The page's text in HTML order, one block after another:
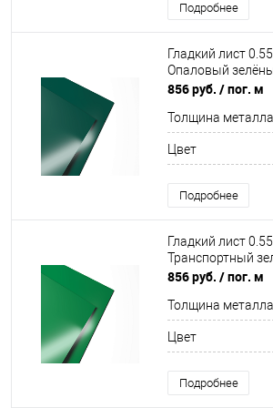
Подробнее
Гладкий лист
Опаловый
856 руб. / пог. м
Толщина металла
Цвет
Подробнее
Гладкий лист
Транспортный
856 руб. / пог. м
Толщина металла
Цвет
Подробнее